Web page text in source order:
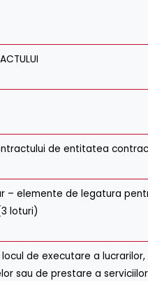
de entitatea
– elemente de legatura
loturi)
de executare a
sau de prestare a serviciilor